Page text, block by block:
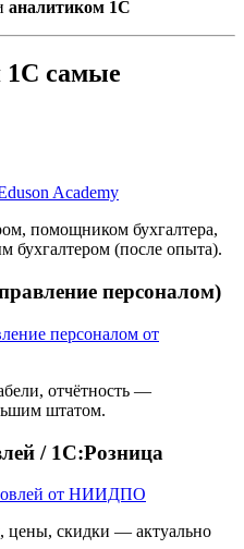
аналитиком 1С
1С самые
Academy
помощником бухгалтера,
бухгалтером (после опыта).
персоналом)
персоналом от
отчётность —
штатом.
/ 1С:Розница
от НИИДПО
цены, скидки — актуально